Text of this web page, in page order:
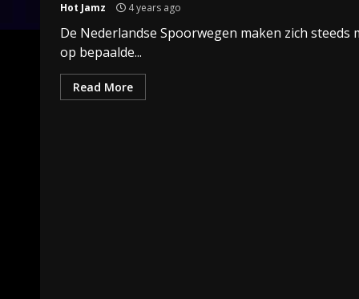
Hot Jamz 4 years ago
De Nederlandse Spoorwegen maken zich
op bepaalde...
Read More